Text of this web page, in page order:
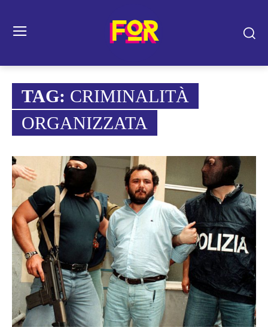
TAG: CRIMINALITÀ
ORGANIZZATA